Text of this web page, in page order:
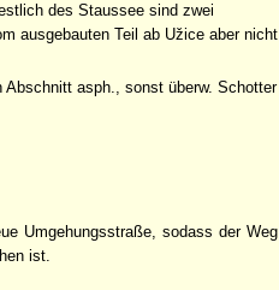
des Staussee sind zwei
ausgebauten Teil ab Užice aber nicht
asph., sonst überw. Schotter
Umgehungsstraße, sodass der Weg
ist.